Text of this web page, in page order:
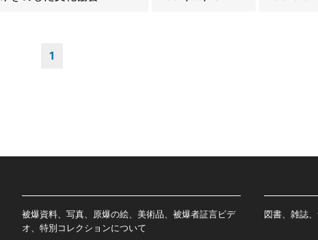
1
被爆資料、写真、原爆の絵、美術品、被爆者証言ビデ
オ、特別コレクションについて
図書、雑誌